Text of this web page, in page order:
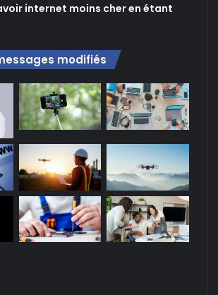
internet moins cher en étant
modifiés